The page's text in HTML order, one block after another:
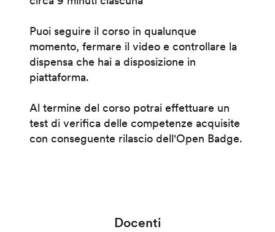
Puoi seguire il corso in qualunque
momento, fermare il video e controllare la
dispensa che hai a disposizione in
piattaforma.
Al termine del corso potrai effettuare un
test di verifica delle competenze acquisite
con conseguente rilascio dell'Open Badge.
Docenti